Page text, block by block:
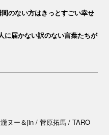
のない方はきっとすごい幸せ
に届かない訳のない言葉たちが
ヌー＆jin / 菅原拓馬 / TARO